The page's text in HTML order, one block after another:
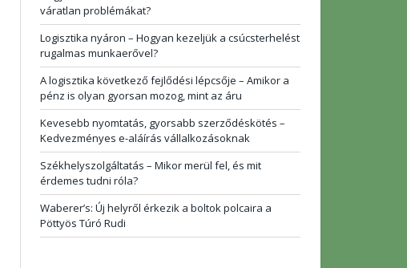
váratlan problémákat?
Logisztika nyáron – Hogyan kezeljük a csúcsterhelést
rugalmas munkaerővel?
A logisztika következő fejlődési lépcsője – Amikor a
pénz is olyan gyorsan mozog, mint az áru
Kevesebb nyomtatás, gyorsabb szerződéskötés –
Kedvezményes e-aláírás vállalkozásoknak
Székhelyszolgáltatás – Mikor merül fel, és mit
érdemes tudni róla?
Waberer’s: Új helyről érkezik a boltok polcaira a
Pöttyös Túró Rudi